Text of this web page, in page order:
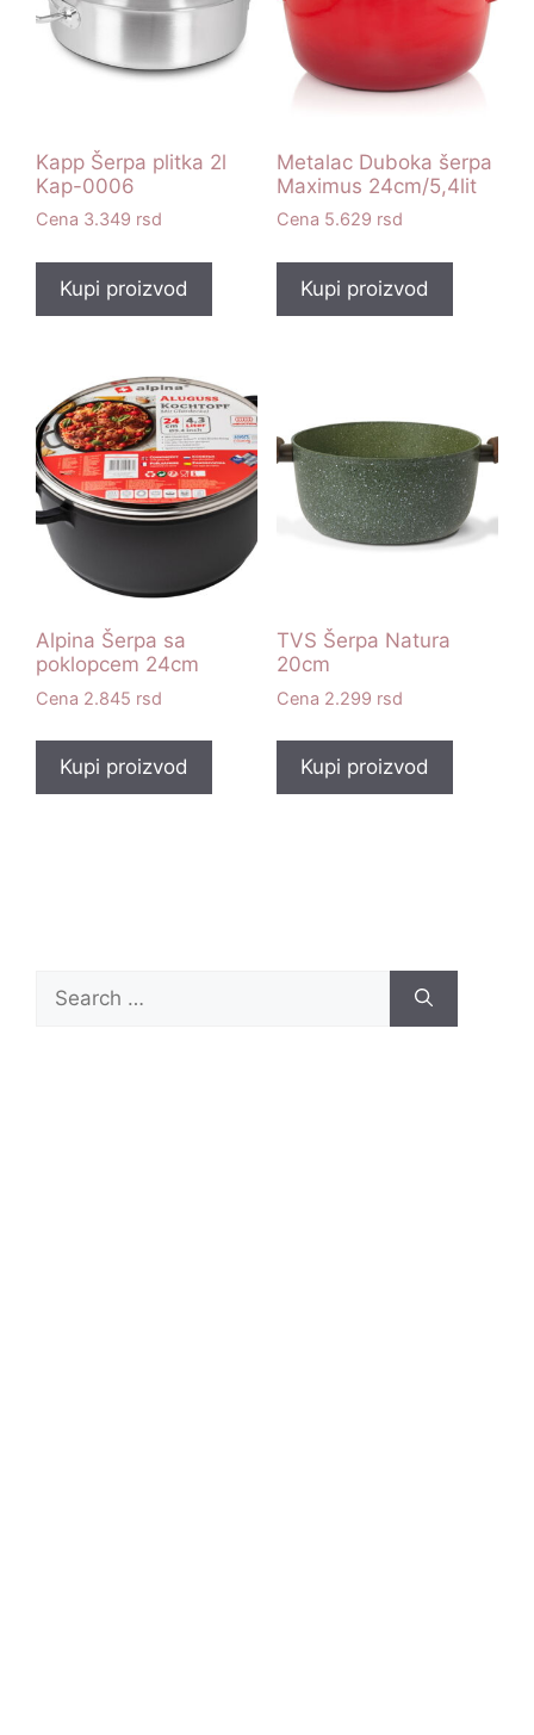
Kapp Šerpa plitka 2l
Kap-0006
3.349 rsd
Kupi proizvod
Metalac Duboka šerpa
Maximus 24cm/5,4lit
5.629 rsd
Kupi proizvod
Alpina Šerpa sa
poklopcem 24cm
2.845 rsd
Kupi proizvod
TVS Šerpa Natura
20cm
2.299 rsd
Kupi proizvod